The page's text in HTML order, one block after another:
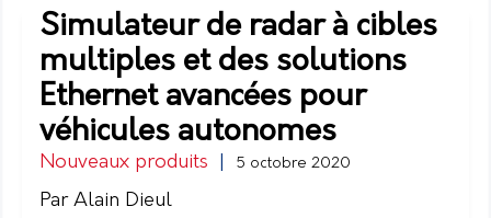
Simulateur de radar à cibles
multiples et des solutions
Ethernet avancées pour
véhicules autonomes
Nouveaux produits 5 octobre 2020
Par Alain Dieul